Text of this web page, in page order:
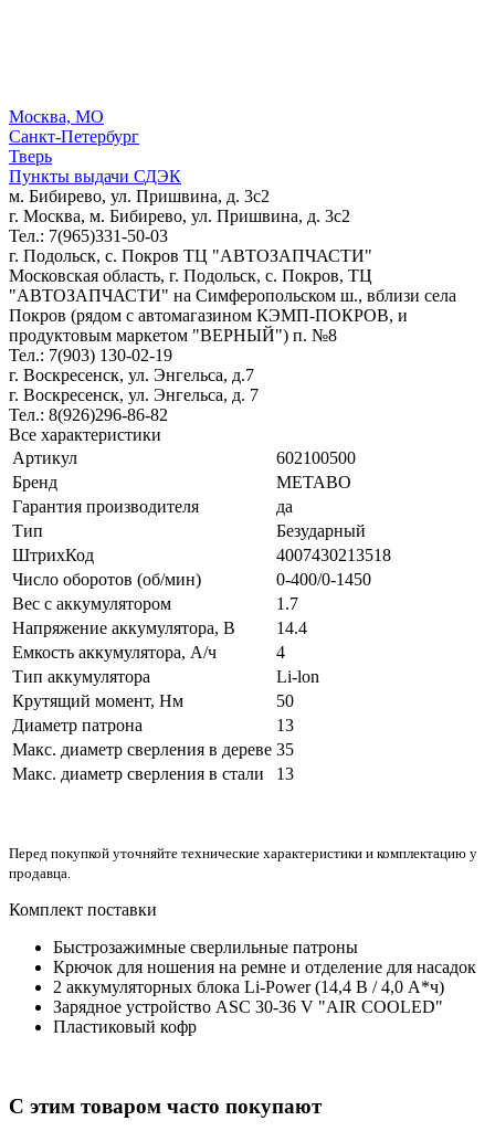
Москва, МО
Санкт-Петербург
Тверь
Пункты выдачи СДЭК
м. Бибирево, ул. Пришвина, д. 3с2
г. Москва, м. Бибирево, ул. Пришвина, д. 3с2
Тел.: 7(965)331-50-03
г. Подольск, c. Покров ТЦ "АВТОЗАПЧАСТИ"
Московская область, г. Подольск, c. Покров, ТЦ
"АВТОЗАПЧАСТИ" на Симферопольском ш., вблизи села
Покров (рядом с автомагазином КЭМП-ПОКРОВ, и
продуктовым маркетом "ВЕРНЫЙ") п. №8
Тел.: 7(903) 130-02-19
г. Воскресенск, ул. Энгельса, д.7
г. Воскресенск, ул. Энгельса, д. 7
Тел.: 8(926)296-86-82
Все характеристики
Артикул
602100500
Бренд
METABO
Гарантия производителя
да
Тип
Безударный
ШтрихКод
4007430213518
Число оборотов (об/мин)
0-400/0-1450
Вес с аккумулятором
1.7
Напряжение аккумулятора, В
14.4
Емкость аккумулятора, А/ч
4
Тип аккумулятора
Li-lon
Крутящий момент, Нм
50
Диаметр патрона
13
Макс. диаметр сверления в дереве 35
Макс. диаметр сверления в стали
13
Перед покупкой уточняйте технические характеристики и комплектацию у
продавца.
Комплект поставки
Быстрозажимные сверлильные патроны
Крючок для ношения на ремне и отделение для насадок
2 аккумуляторных блока Li-Power (14,4 В / 4,0 А*ч)
Зарядное устройство ASC 30-36 V "AIR COOLED"
Пластиковый кофр
С этим товаром часто покупают